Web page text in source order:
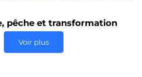
pêche et transformation
Voir plus